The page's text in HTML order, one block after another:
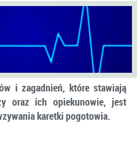
i zagadnień, które stawiają
oraz ich opiekunowie, jest
karetki pogotowia.